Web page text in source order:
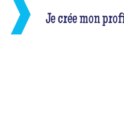
Je crée mon